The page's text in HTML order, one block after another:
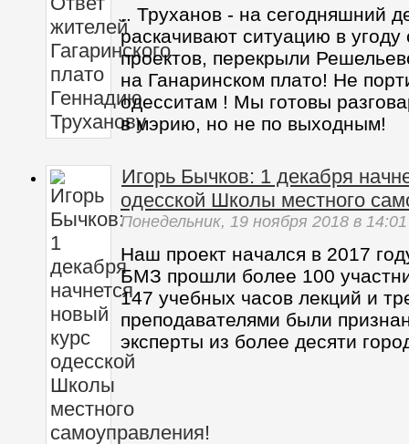
.. Труханов - на сегодняшний
раскачивают ситуацию в угоду
проектов, перекрыли
на Ганаринском плато! Не
одесситам ! Мы готовы
в мэрию, но не по выходным!
Игорь Бычков: 1 декабря
одесской Школы местного
Понедельник, 19 ноября 2018 в 14:01
Наш проект начался в 2017
БМЗ прошли более 100
147 учебных часов лекций и
преподавателями были
эксперты из более десяти